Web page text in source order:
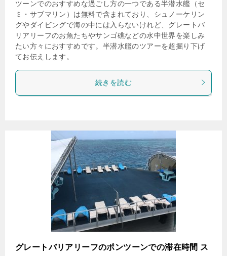
ツーンでのおすすめな過ごし方の一つである半潜水艦（セ
ミ・サブマリン）は無料で含まれており、シュノーケリン
グやダイビングで海の中には入らないけれど、グレートバ
リアリーフのお魚たちやサンゴ礁などの水中世界を楽しみ
たい方々におすすめです。半潜水艦のツアーを超掘り下げ
てお伝えします。
続きを読む
グレートバリアリーフのポンツーンでの滞在時間 ス